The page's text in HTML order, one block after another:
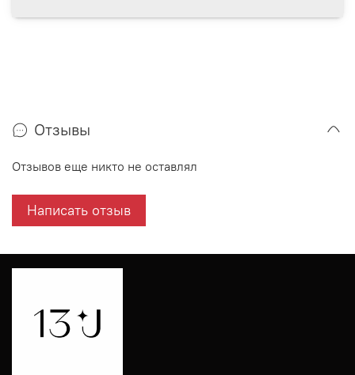
Отзывы
Отзывов еще никто не оставлял
Написать отзыв